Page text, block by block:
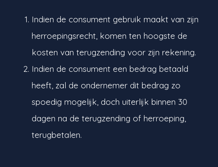
Indien de consument gebruik maakt van zijn
herroepingsrecht, komen ten hoogste de
kosten van terugzending voor zijn rekening.
Indien de consument een bedrag betaald
heeft, zal de ondernemer dit bedrag zo
spoedig mogelijk, doch uiterlijk binnen 30
dagen na de terugzending of herroeping,
terugbetalen.